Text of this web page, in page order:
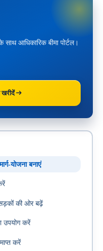
आधिकारिक बीमा पोर्टल।
खरीदें
योजना बनाएं
सड़कों की ओर बढ़ें
उपयोग करें
करें